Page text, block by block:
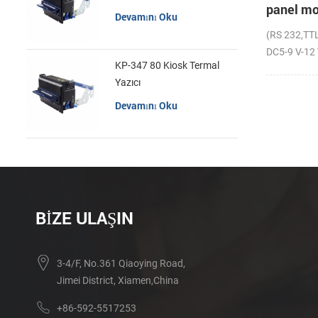
panel
yazıcı
(RS
DC5-9 V-
Devamını Oku
KP-347 80 Kiosk Termal
Yazıcı
Devamını Oku
BIZE ULAŞIN
3-4/F, No.361 Qiaoying Road,
Jimei District, Xiamen,China
+86-592-5517253